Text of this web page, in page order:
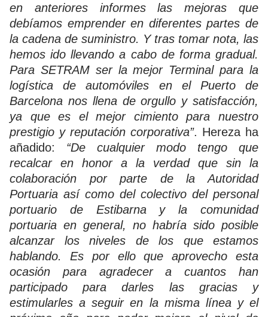
en anteriores informes las mejoras que
debíamos emprender en diferentes partes de
la cadena de suministro. Y tras tomar nota, las
hemos ido llevando a cabo de forma gradual.
Para SETRAM ser la mejor Terminal para la
logística de automóviles en el Puerto de
Barcelona nos llena de orgullo y satisfacción,
ya que es el mejor cimiento para nuestro
prestigio y reputación corporativa”. Hereza ha
añadido: “De cualquier modo tengo que
recalcar en honor a la verdad que sin la
colaboración por parte de la Autoridad
Portuaria así como del colectivo del personal
portuario de Estibarna y la comunidad
portuaria en general, no habría sido posible
alcanzar los niveles de los que estamos
hablando. Es por ello que aprovecho esta
ocasión para agradecer a cuantos han
participado para darles las gracias y
estimularles a seguir en la misma línea y el